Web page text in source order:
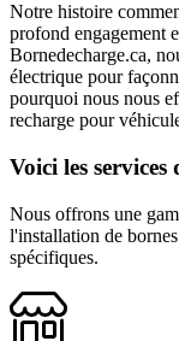
Notre histoire
profond engagement
Bornedecharge.ca,
électrique pour
pourquoi nous nous
recharge pour
Voici les
Nous offrons une
l'installation de
spécifiques.